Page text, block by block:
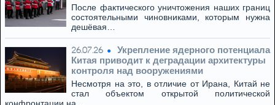
После фактического уничтожения наших границ
состоятельными чиновниками, которым нужна
дешёвая…
26.07.26
Укрепление ядерного потенциала
Китая приводит к деградации архитектуры
контроля над вооружениями
Несмотря на это, в отличие от Ирана, Китай не
стал объектом открытой политической